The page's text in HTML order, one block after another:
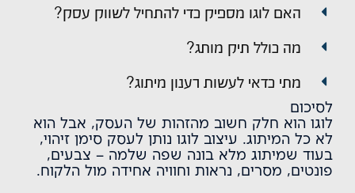
האם לוגו מספיק כדי להתחיל לשווק עסק?
מה כולל תיק מותג?
מתי כדאי לעשות רענון מיתוג?
לסיכום
לוגו הוא חלק חשוב מהזהות של העסק, אבל הוא
לא כל המיתוג. עיצוב לוגו נותן לעסק סימן זיהוי,
בעוד שמיתוג מלא בונה שפה שלמה – צבעים,
פונטים, מסרים, נראות וחוויה אחידה מול הלקוח.